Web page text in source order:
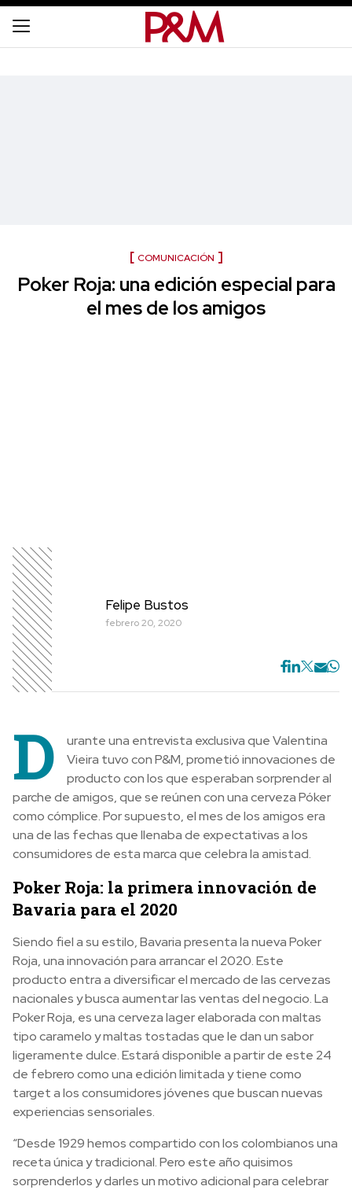
COMUNICACIÓN
Poker Roja: una edición especial para
el mes de los amigos
Felipe Bustos
febrero 20, 2020
D
urante una entrevista exclusiva que Valentina
Vieira tuvo con P&M, prometió innovaciones de
producto con los que esperaban sorprender al
parche de amigos, que se reúnen con una cerveza Póker
como cómplice. Por supuesto, el mes de los amigos era
una de las fechas que llenaba de expectativas a los
consumidores de esta marca que celebra la amistad.
Poker Roja: la primera innovación de
Bavaria para el 2020
Siendo fiel a su estilo, Bavaria presenta la nueva Poker
Roja, una innovación para arrancar el 2020. Este
producto entra a diversificar el mercado de las cervezas
nacionales y busca aumentar las ventas del negocio. La
Poker Roja, es una cerveza lager elaborada con maltas
tipo caramelo y maltas tostadas que le dan un sabor
ligeramente dulce. Estará disponible a partir de este 24
de febrero como una edición limitada y tiene como
target a los consumidores jóvenes que buscan nuevas
experiencias sensoriales.
“Desde 1929 hemos compartido con los colombianos una
receta única y tradicional. Pero este año quisimos
sorprenderlos y darles un motivo adicional para celebrar